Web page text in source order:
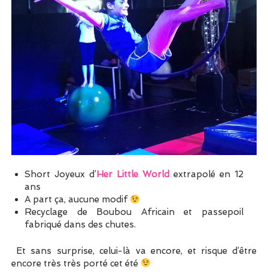
Short Joyeux d’ Her Little World extrapolé en 12
ans
A part ça, aucune modif
Recyclage de Boubou Africain et passepoil
fabriqué dans des chutes.
Et sans surprise, celui-là va encore, et risque d’être
encore très très porté cet été